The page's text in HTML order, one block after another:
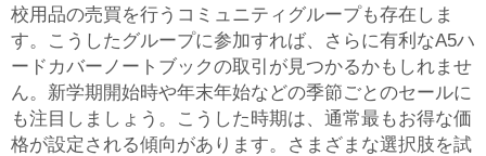
校用品の売買を行うコミュニティグループも存在しま
す。こうしたグループに参加すれば、さらに有利なA5ハ
ードカバーノートブックの取引が見つかるかもしれませ
ん。新学期開始時や年末年始などの季節ごとのセールに
も注目しましょう。こうした時期は、通常最もお得な価
格が設定される傾向があります。さまざまな選択肢を試